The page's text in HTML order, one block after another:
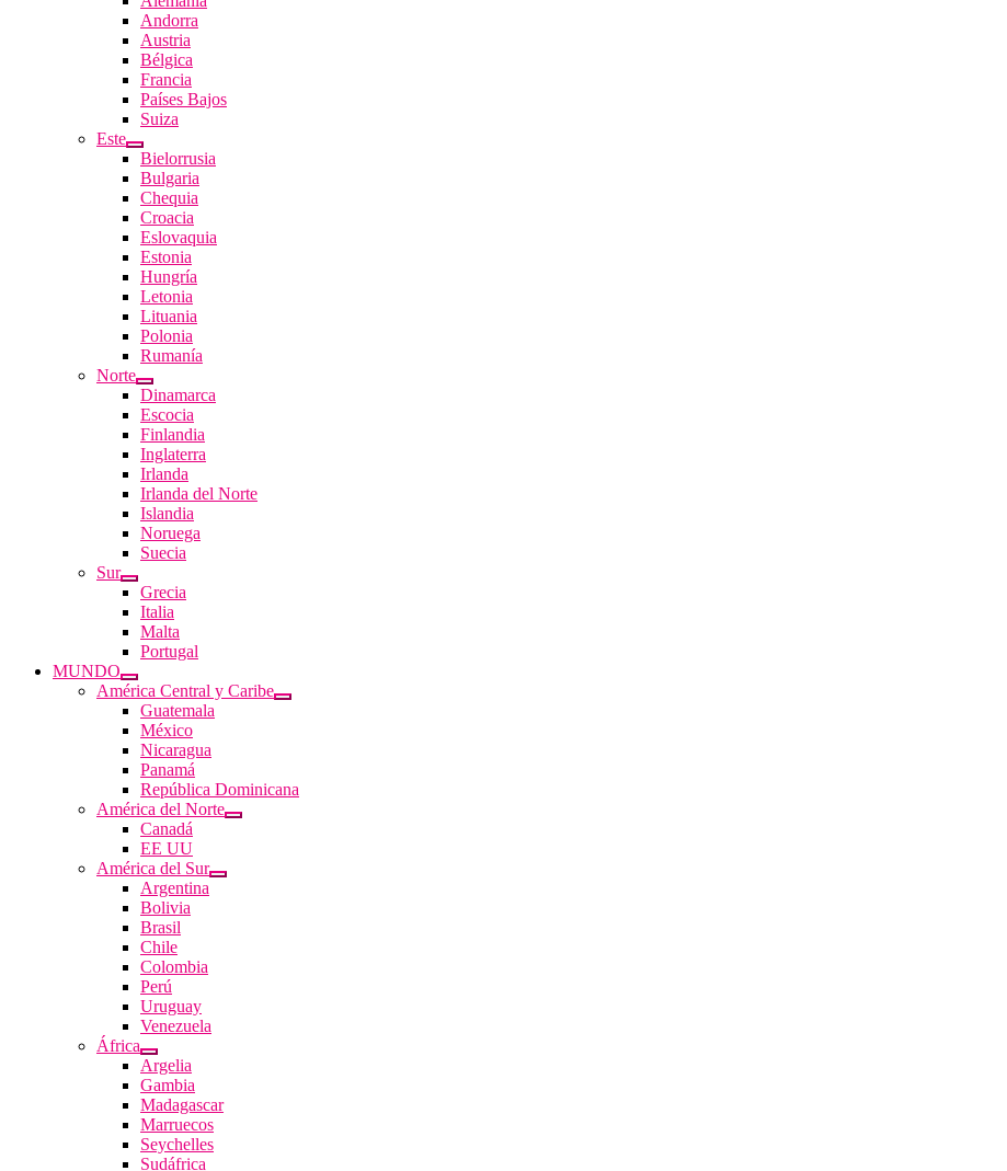
Andorra
Austria
Bélgica
Francia
Países Bajos
Suiza
Este
Bielorrusia
Bulgaria
Chequia
Croacia
Eslovaquia
Estonia
Hungría
Letonia
Lituania
Polonia
Rumanía
Norte
Dinamarca
Escocia
Finlandia
Inglaterra
Irlanda
Irlanda del Norte
Islandia
Noruega
Suecia
Sur
Grecia
Italia
Malta
Portugal
MUNDO
América Central y Caribe
Guatemala
México
Nicaragua
Panamá
República Dominicana
América del Norte
Canadá
EE UU
América del Sur
Argentina
Bolivia
Brasil
Chile
Colombia
Perú
Uruguay
Venezuela
África
Argelia
Gambia
Madagascar
Marruecos
Seychelles
Sudáfrica